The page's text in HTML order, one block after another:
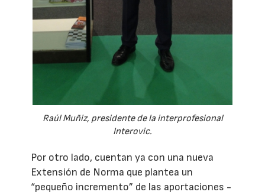
Raúl Muñiz, presidente de la interprofesional
Interovic.
Por otro lado, cuentan ya con una nueva
Extensión de Norma que plantea un
“pequeño incremento” de las aportaciones -